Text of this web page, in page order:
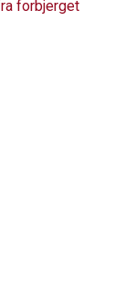
forbjerget